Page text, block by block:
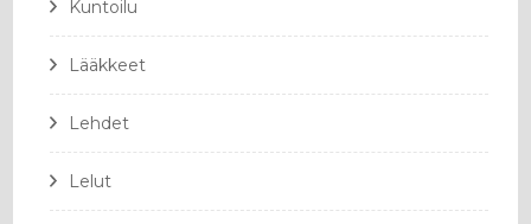
Kuntoilu
Lääkkeet
Lehdet
Lelut